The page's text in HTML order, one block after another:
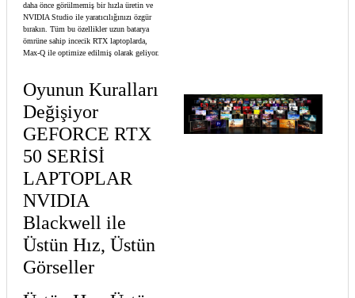
daha önce görülmemiş bir hızla üretin ve
NVIDIA Studio ile yaratıcılığınızı özgür
bırakın. Tüm bu özellikler uzun batarya
ömrüne sahip incecik RTX laptoplarda,
Max-Q ile optimize edilmiş olarak geliyor.
Oyunun Kuralları
Değişiyor
GEFORCE RTX
50 SERİSİ
LAPTOPLAR
NVIDIA
Blackwell ile
Üstün Hız, Üstün
Görseller